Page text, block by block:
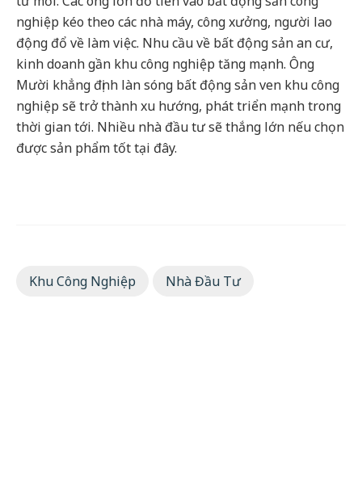
nghiệp kéo theo các nhà máy, công xưởng, người lao
động đổ về làm việc. Nhu cầu về bất động sản an cư,
kinh doanh gần khu công nghiệp tăng mạnh. Ông
Mười khẳng định làn sóng bất động sản ven khu công
nghiệp sẽ trở thành xu hướng, phát triển mạnh trong
thời gian tới. Nhiều nhà đầu tư sẽ thắng lớn nếu chọn
được sản phẩm tốt tại đây.
Khu Công Nghiệp Nhà Đầu Tư